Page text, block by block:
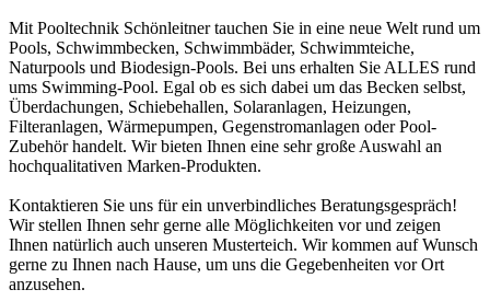
Mit Pooltechnik Schönleitner tauchen Sie in eine neue Welt rund um
Pools, Schwimmbecken, Schwimmbäder, Schwimmteiche,
Naturpools und Biodesign-Pools. Bei uns erhalten Sie ALLES rund
ums Swimming-Pool. Egal ob es sich dabei um das Becken selbst,
Überdachungen, Schiebehallen, Solaranlagen, Heizungen,
Filteranlagen, Wärmepumpen, Gegenstromanlagen oder Pool-
Zubehör handelt. Wir bieten Ihnen eine sehr große Auswahl an
hochqualitativen Marken-Produkten.
Kontaktieren Sie uns für ein unverbindliches Beratungsgespräch!
Wir stellen Ihnen sehr gerne alle Möglichkeiten vor und zeigen
Ihnen natürlich auch unseren Musterteich. Wir kommen auf Wunsch
gerne zu Ihnen nach Hause, um uns die Gegebenheiten vor Ort
anzusehen.